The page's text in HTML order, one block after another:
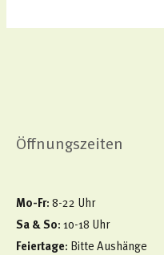
Öffnungszeiten
Mo-Fr: 8-22 Uhr
Sa & So: 10-18 Uhr
Feiertage: Bitte Aushänge